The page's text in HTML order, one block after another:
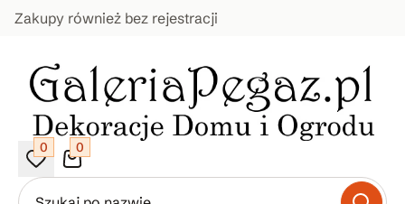
Zakupy również bez rejestracji
0 0